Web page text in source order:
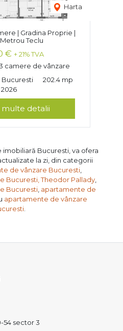
Harta
| Gradina Proprie |
Teclu
€ + 21% TVA
camere de vânzare
Bucuresti
202.4 mp
2026
multe detalii
imobiliară Bucuresti, va ofera
la zi, din categorii
de vânzare Bucuresti
Bucuresti, Theodor Pallady,
Bucuresti apartamente de
apartamente de vânzare
.
54 sector 3